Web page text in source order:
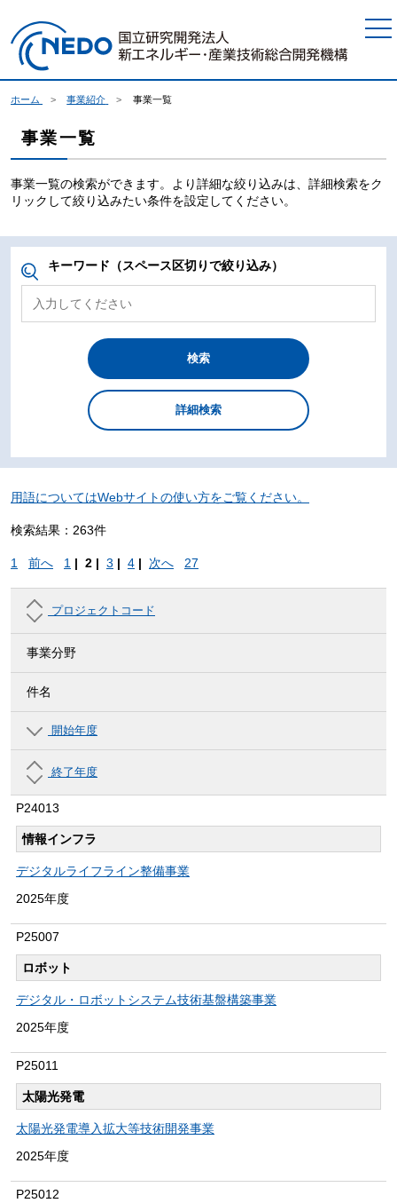
ホーム 事業紹介 事業一覧
事業一覧
事業一覧の検索ができます。より詳細な絞り込みは、詳細検索をク
リックして絞り込みたい条件を設定してください。
キーワード（スペース区切りで絞り込み）
用語についてはWebサイトの使い方をご覧ください。
検索結果：263件
1 前へ 1 | 2 | 3 | 4 | 次へ 27
プロジェクトコード
事業分野
件名
開始年度
終了年度
P24013
情報インフラ
デジタルライフライン整備事業
2025年度
P25007
ロボット
デジタル・ロボットシステム技術基盤構築事業
2025年度
P25011
太陽光発電
太陽光発電導入拡大等技術開発事業
2025年度
P25012